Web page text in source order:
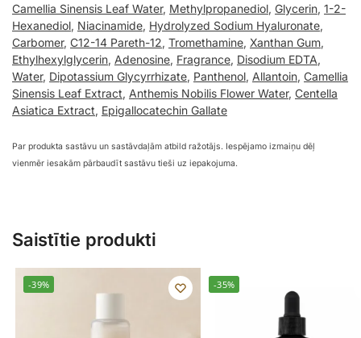
Camellia Sinensis Leaf Water, Methylpropanediol, Glycerin, 1-2-
Hexanediol, Niacinamide, Hydrolyzed Sodium Hyaluronate,
Carbomer, C12-14 Pareth-12, Tromethamine, Xanthan Gum,
Ethylhexylglycerin, Adenosine, Fragrance, Disodium EDTA,
Water, Dipotassium Glycyrrhizate, Panthenol, Allantoin, Camellia
Sinensis Leaf Extract, Anthemis Nobilis Flower Water, Centella
Asiatica Extract, Epigallocatechin Gallate
Par produkta sastāvu un sastāvdaļām atbild ražotājs. Iespējamo izmaiņu dēļ
vienmēr iesakām pārbaudīt sastāvu tieši uz iepakojuma.
Saistītie produkti
-39% -35%